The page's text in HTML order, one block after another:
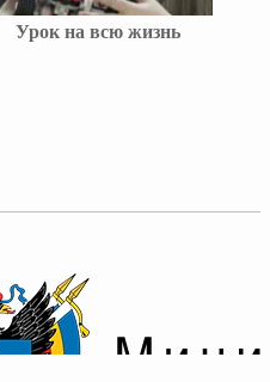
Урок на всю жизнь